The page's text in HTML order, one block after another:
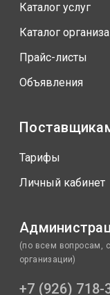
Каталог услуг
Каталог
Прайс-листы
Объявления
Тарифы
Личный кабинет
(по всем вопросам,
организации)
+7 (926) 718-